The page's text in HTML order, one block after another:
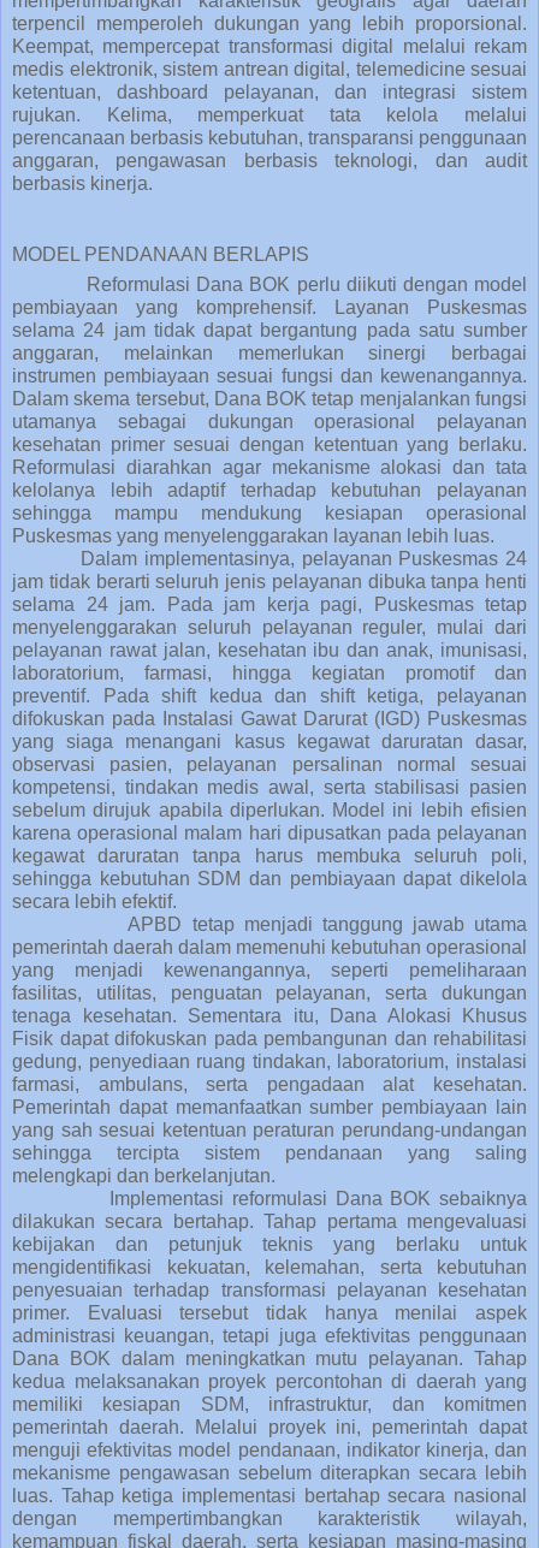
terpencil memperoleh dukungan yang lebih proporsional.
Keempat, mempercepat transformasi digital melalui rekam
medis elektronik, sistem antrean digital, telemedicine sesuai
ketentuan, dashboard pelayanan, dan integrasi sistem
rujukan. Kelima, memperkuat tata kelola melalui
perencanaan berbasis kebutuhan, transparansi penggunaan
anggaran, pengawasan berbasis teknologi, dan audit
berbasis kinerja.
MODEL PENDANAAN BERLAPIS
Reformulasi Dana BOK perlu diikuti dengan model
pembiayaan yang komprehensif. Layanan Puskesmas
selama 24 jam tidak dapat bergantung pada satu sumber
anggaran, melainkan memerlukan sinergi berbagai
instrumen pembiayaan sesuai fungsi dan kewenangannya.
Dalam skema tersebut, Dana BOK tetap menjalankan fungsi
utamanya sebagai dukungan operasional pelayanan
kesehatan primer sesuai dengan ketentuan yang berlaku.
Reformulasi diarahkan agar mekanisme alokasi dan tata
kelolanya lebih adaptif terhadap kebutuhan pelayanan
sehingga mampu mendukung kesiapan operasional
Puskesmas yang menyelenggarakan layanan lebih luas.
Dalam implementasinya, pelayanan Puskesmas 24
jam tidak berarti seluruh jenis pelayanan dibuka tanpa henti
selama 24 jam. Pada jam kerja pagi, Puskesmas tetap
menyelenggarakan seluruh pelayanan reguler, mulai dari
pelayanan rawat jalan, kesehatan ibu dan anak, imunisasi,
laboratorium, farmasi, hingga kegiatan promotif dan
preventif. Pada shift kedua dan shift ketiga, pelayanan
difokuskan pada Instalasi Gawat Darurat (IGD) Puskesmas
yang siaga menangani kasus kegawat daruratan dasar,
observasi pasien, pelayanan persalinan normal sesuai
kompetensi, tindakan medis awal, serta stabilisasi pasien
sebelum dirujuk apabila diperlukan. Model ini lebih efisien
karena operasional malam hari dipusatkan pada pelayanan
kegawat daruratan tanpa harus membuka seluruh poli,
sehingga kebutuhan SDM dan pembiayaan dapat dikelola
secara lebih efektif.
APBD tetap menjadi tanggung jawab utama
pemerintah daerah dalam memenuhi kebutuhan operasional
yang menjadi kewenangannya, seperti pemeliharaan
fasilitas, utilitas, penguatan pelayanan, serta dukungan
tenaga kesehatan. Sementara itu, Dana Alokasi Khusus
Fisik dapat difokuskan pada pembangunan dan rehabilitasi
gedung, penyediaan ruang tindakan, laboratorium, instalasi
farmasi, ambulans, serta pengadaan alat kesehatan.
Pemerintah dapat memanfaatkan sumber pembiayaan lain
yang sah sesuai ketentuan peraturan perundang-undangan
sehingga tercipta sistem pendanaan yang saling
melengkapi dan berkelanjutan.
Implementasi reformulasi Dana BOK sebaiknya
dilakukan secara bertahap. Tahap pertama mengevaluasi
kebijakan dan petunjuk teknis yang berlaku untuk
mengidentifikasi kekuatan, kelemahan, serta kebutuhan
penyesuaian terhadap transformasi pelayanan kesehatan
primer. Evaluasi tersebut tidak hanya menilai aspek
administrasi keuangan, tetapi juga efektivitas penggunaan
Dana BOK dalam meningkatkan mutu pelayanan. Tahap
kedua melaksanakan proyek percontohan di daerah yang
memiliki kesiapan SDM, infrastruktur, dan komitmen
pemerintah daerah. Melalui proyek ini, pemerintah dapat
menguji efektivitas model pendanaan, indikator kinerja, dan
mekanisme pengawasan sebelum diterapkan secara lebih
luas. Tahap ketiga implementasi bertahap secara nasional
dengan mempertimbangkan karakteristik wilayah,
kemampuan fiskal daerah, serta kesiapan masing-masing